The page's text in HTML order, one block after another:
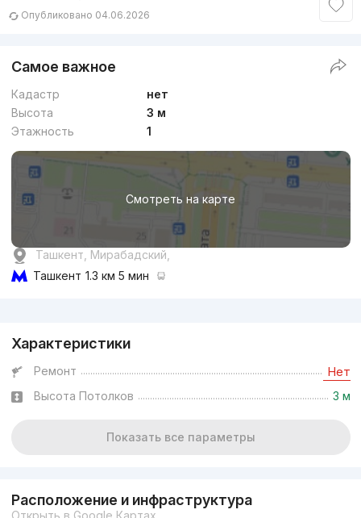
Опубликовано 04.06.2026
Самое важное
Кадастр
нет
Высота
3 м
Этажность
1
Смотреть на карте
Ташкент, Мирабадский,
Ташкент 1.3 км 5 мин
Характеристики
Ремонт Нет
Высота Потолков 3 м
Показать все параметры
Расположение и инфраструктура
Открыть в Google Картах